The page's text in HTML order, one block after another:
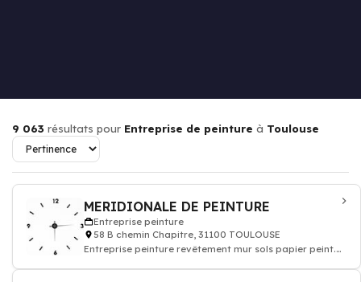
9 063 résultats pour Entreprise de peinture à Toulouse
MERIDIONALE DE PEINTURE
Entreprise peinture
58 B chemin Chapitre, 31100 TOULOUSE
Entreprise peinture revêtement mur sols papier peint.